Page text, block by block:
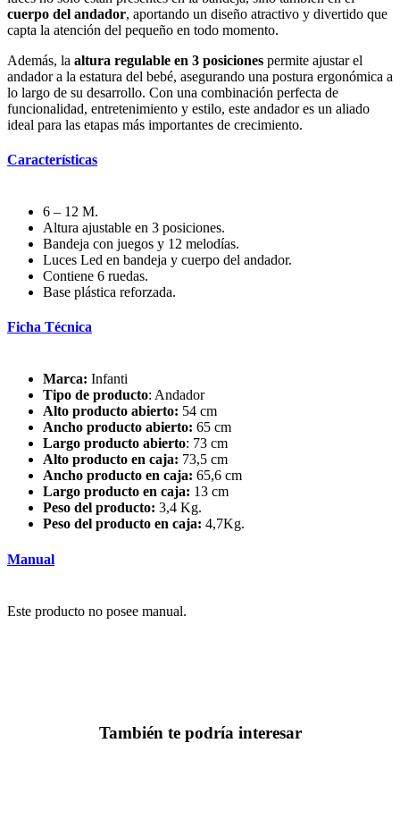
cuerpo del andador, aportando un diseño atractivo y divertido que
capta la atención del pequeño en todo momento.
Además, la altura regulable en 3 posiciones permite ajustar el
andador a la estatura del bebé, asegurando una postura ergonómica a
lo largo de su desarrollo. Con una combinación perfecta de
funcionalidad, entretenimiento y estilo, este andador es un aliado
ideal para las etapas más importantes de crecimiento.
Características
6 – 12 M.
Altura ajustable en 3 posiciones.
Bandeja con juegos y 12 melodías.
Luces Led en bandeja y cuerpo del andador.
Contiene 6 ruedas.
Base plástica reforzada.
Ficha Técnica
Marca: Infanti
Tipo de producto: Andador
Alto producto abierto: 54 cm
Ancho producto abierto: 65 cm
Largo producto abierto: 73 cm
Alto producto en caja: 73,5 cm
Ancho producto en caja: 65,6 cm
Largo producto en caja: 13 cm
Peso del producto: 3,4 Kg.
Peso del producto en caja: 4,7Kg.
Manual
Este producto no posee manual.
También te podría interesar